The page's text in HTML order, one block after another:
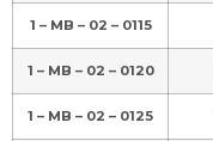
1 – MB – 02 – 0115
1 – MB – 02 – 0120
1 – MB – 02 – 0125